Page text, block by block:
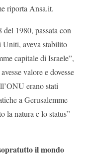
riporta Ansa.it.
1980, passata con
Uniti, aveva stabilito
capitale di Israele”,
valore e dovesse
erano stati
a Gerusalemme
la natura e lo status”
il mondo